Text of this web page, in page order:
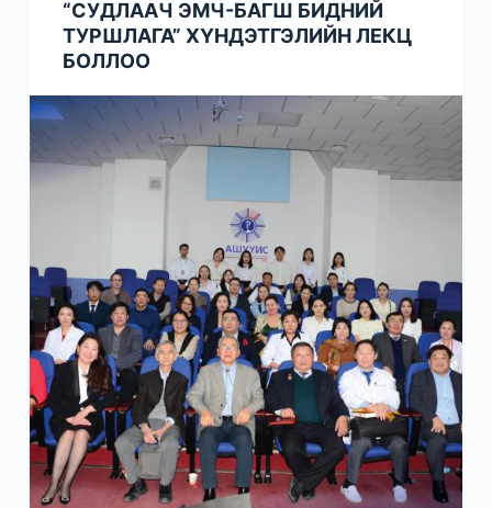
“СУДЛААЧ ЭМЧ-БАГШ БИДНИЙ
ТУРШЛАГА” ХҮНДЭТГЭЛИЙН ЛЕКЦ
БОЛЛОО